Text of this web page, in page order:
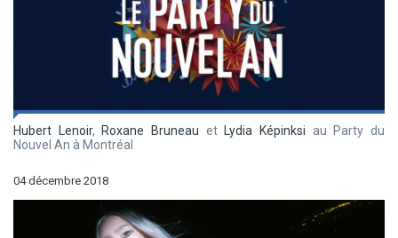
Hubert Lenoir,Roxane Bruneau etLydia Képinksi au Party du
Nouvel An à Montréal
04 décembre 2018